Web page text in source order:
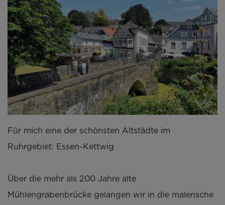
Für mich eine der schönsten Altstädte im
Ruhrgebiet: Essen-Kettwig
Über die mehr als 200 Jahre alte
Mühlengrabenbrücke gelangen wir in die malerische